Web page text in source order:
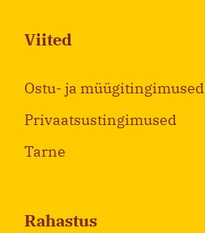
Viited
Ostu- ja müügitingimused
Privaatsustingimused
Tarne
Rahastus